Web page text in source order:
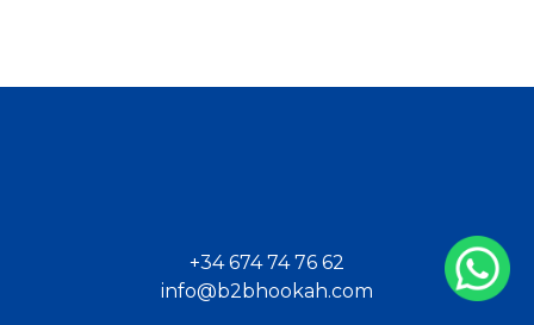
+34 674 74 76 62
info@b2bhookah.com